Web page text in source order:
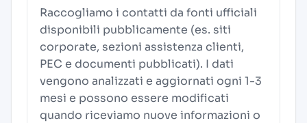
Raccogliamo i contatti da fonti ufficiali
disponibili pubblicamente (es. siti
corporate, sezioni assistenza clienti,
PEC e documenti pubblicati). I dati
vengono analizzati e aggiornati ogni 1-3
mesi e possono essere modificati
quando riceviamo nuove informazioni o